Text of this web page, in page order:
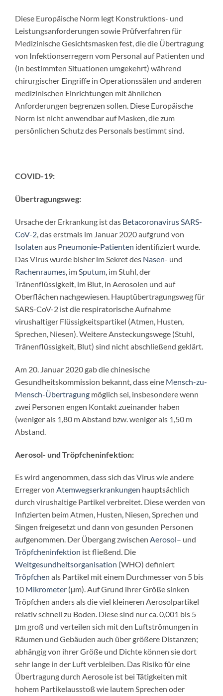
Diese Europäische Norm legt Konstruktions- und
Leistungsanforderungen sowie Prüfverfahren für
Medizinische Gesichtsmasken fest, die die Übertragung
von Infektionserregern vom Personal auf Patienten und
(in bestimmten Situationen umgekehrt) während
chirurgischer Eingriffe in Operationssälen und anderen
medizinischen Einrichtungen mit ähnlichen
Anforderungen begrenzen sollen. Diese Europäische
Norm ist nicht anwendbar auf Masken, die zum
persönlichen Schutz des Personals bestimmt sind.
COVID-19:
Übertragungsweg:
Ursache der Erkrankung ist das BetacoronavirusSARS-
CoV-2, das erstmals im Januar 2020 aufgrund von
Isolaten aus Pneumonie-Patienten identifiziert wurde.
Das Virus wurde bisher im Sekret des Nasen- und
Rachenraumes, imSputum, im Stuhl, der
Tränenflüssigkeit, im Blut, in Aerosolen und auf
Oberflächen nachgewiesen. Hauptübertragungsweg für
SARS-CoV-2 ist die respiratorische Aufnahme
virushaltiger Flüssigkeitspartikel (Atmen, Husten,
Sprechen, Niesen). Weitere Ansteckungswege (Stuhl,
Tränenflüssigkeit, Blut) sind nicht abschließend geklärt.
Am 20. Januar 2020 gab die chinesische
Gesundheitskommission bekannt, dass eine Mensch-zu-
Mensch-Übertragung möglich sei, insbesondere wenn
zwei Personen engen Kontakt zueinander haben
(weniger als 1,80 m Abstand bzw. weniger als 1,50 m
Abstand.
Aerosol- und Tröpfcheninfektion:
Es wird angenommen, dass sich das Virus wie andere
Erreger von Atemwegserkrankungen hauptsächlich
durch virushaltige Partikel verbreitet. Diese werden von
Infizierten beim Atmen, Husten, Niesen, Sprechen und
Singen freigesetzt und dann von gesunden Personen
aufgenommen. Der Übergang zwischen Aerosol– und
Tröpfcheninfektion ist fließend. Die
Weltgesundheitsorganisation (WHO) definiert
Tröpfchen als Partikel mit einem Durchmesser von 5 bis
10 Mikrometer (μm). Auf Grund ihrer Größe sinken
Tröpfchen anders als die viel kleineren Aerosolpartikel
relativ schnell zu Boden. Diese sind nur ca. 0,001 bis 5
μm groß und verteilen sich mit den Luftströmungen in
Räumen und Gebäuden auch über größere Distanzen;
abhängig von ihrer Größe und Dichte können sie dort
sehr lange in der Luft verbleiben. Das Risiko für eine
Übertragung durch Aerosole ist bei Tätigkeiten mit
hohem Partikelausstoß wie lautem Sprechen oder